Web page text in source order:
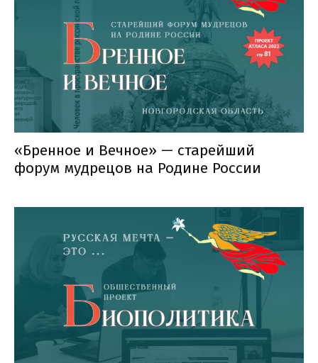
«Бренное и Вечное» — старейший
форум мудрецов на Родине России